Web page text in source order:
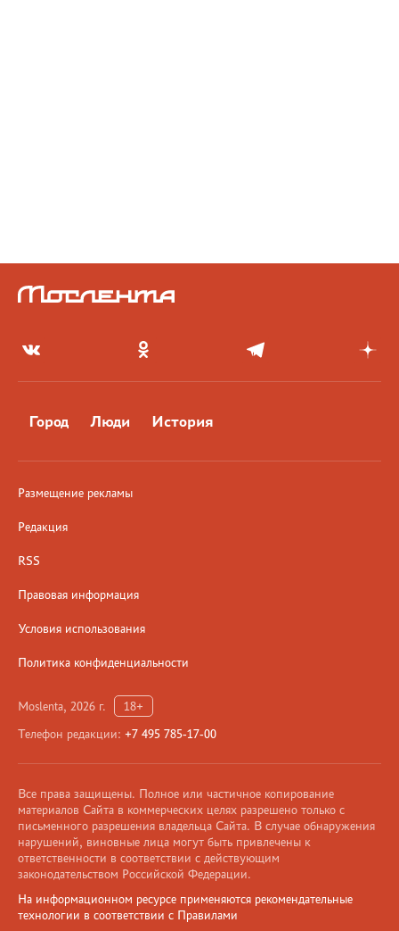
Город Люди История
Размещение рекламы
Редакция
RSS
Правовая информация
Условия использования
Политика конфиденциальности
Moslenta, 2026 г.
18+
Телефон редакции: +7 495 785-17-00
Все права защищены. Полное или частичное копирование
материалов Сайта в коммерческих целях разрешено только с
письменного разрешения владельца Сайта. В случае обнаружения
нарушений, виновные лица могут быть привлечены к
ответственности в соответствии с действующим
законодательством Российской Федерации.
На информационном ресурсе применяются рекомендательные
технологии в соответствии с Правилами